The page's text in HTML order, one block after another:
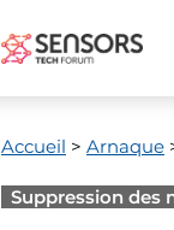
Accueil > Arnaque
Suppression des